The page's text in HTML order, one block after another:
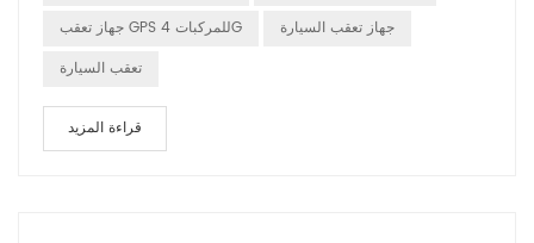
جهاز تعقب GPS للمركبات 4G
جهاز تعقب السيارة
تعقب السيارة
قراءة المزيد